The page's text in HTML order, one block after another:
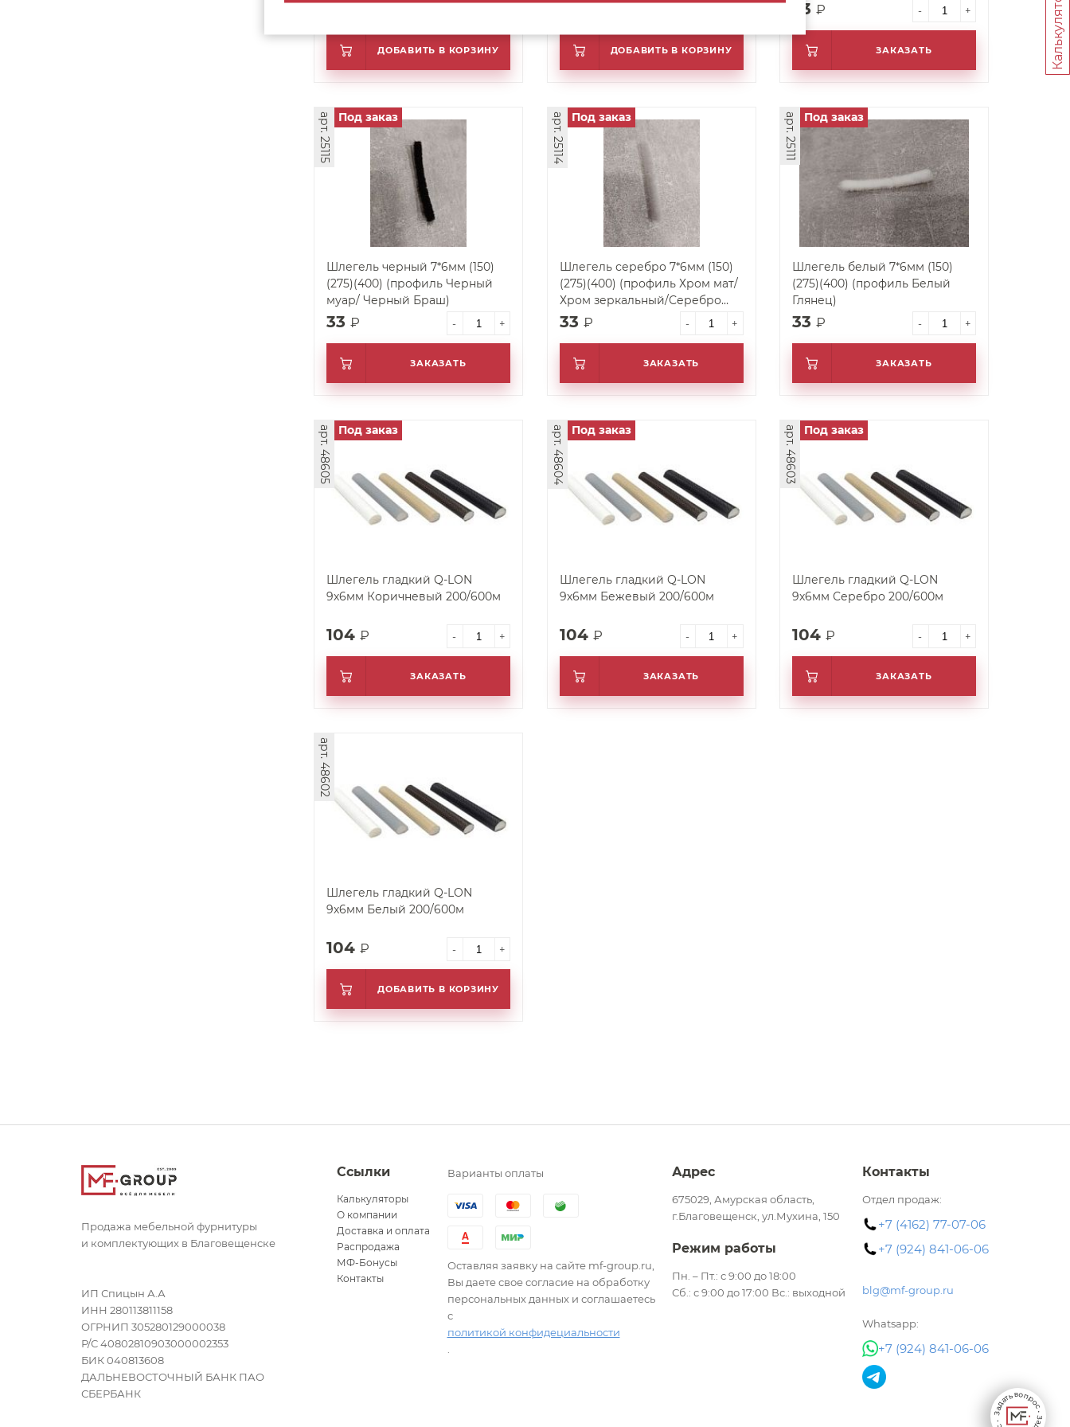
33
ДОБАВИТЬ В КОРЗИНУ
33
ДОБАВИТЬ В КОРЗИНУ
33 ₽ - +
ЗАКАЗАТЬ
Шлегель черный 7*6мм (150)
(275)(400) (профиль Черный
муар/ Черный Браш)
арт. 25115 Под заказ
33 ₽ - +
ЗАКАЗАТЬ
Шлегель серебро 7*6мм (150)
(275)(400) (профиль Хром мат/
Хром зеркальный/Серебро
Браш)
арт. 25114 Под заказ
33 ₽ - +
ЗАКАЗАТЬ
Шлегель белый 7*6мм (150)
(275)(400) (профиль Белый
Глянец)
арт. 25111 Под заказ
33 ₽ - +
ЗАКАЗАТЬ
Шлегель гладкий Q-LON
9х6мм Коричневый 200/600м
арт. 48605 Под заказ
104 ₽ - +
ЗАКАЗАТЬ
Шлегель гладкий Q-LON
9х6мм Бежевый 200/600м
арт. 48604 Под заказ
104 ₽ - +
ЗАКАЗАТЬ
Шлегель гладкий Q-LON
9х6мм Серебро 200/600м
арт. 48603 Под заказ
104 ₽ - +
ЗАКАЗАТЬ
Шлегель гладкий Q-LON
9х6мм Белый 200/600м
арт. 48602
104 ₽ - +
ДОБАВИТЬ В КОРЗИНУ
Калькуляторы
Продажа мебельной фурнитуры
и комплектующих в Благовещенске
ИП Спицын А.А
ИНН 280113811158
ОГРНИП 305280129000038
Р/С 40802810903000002353
БИК 040813608
ДАЛЬНЕВОСТОЧНЫЙ БАНК ПАО
СБЕРБАНК
Ссылки
Калькуляторы
О компании
Доставка и оплата
Распродажа
МФ-Бонусы
Контакты
Варианты оплаты
Оставляя заявку на сайте mf-group.ru,
Вы даете свое согласие на обработку
персональных данных и соглашаетесь
с
политикой конфидециальности
Адрес
675029, Амурская область,
г.Благовещенск, ул.Мухина, 150
Режим работы
Пн. – Пт.: с 9:00 до 18:00
Сб.: с 9:00 до 17:00 Вс.: выходной
Контакты
Отдел продаж:
+7 (4162) 77-07-06
+7 (924) 841-06-06
blg@mf-group.ru
Whatsapp:
+7 (924) 841-06-06
Задать вопрос • Задать вопрос •